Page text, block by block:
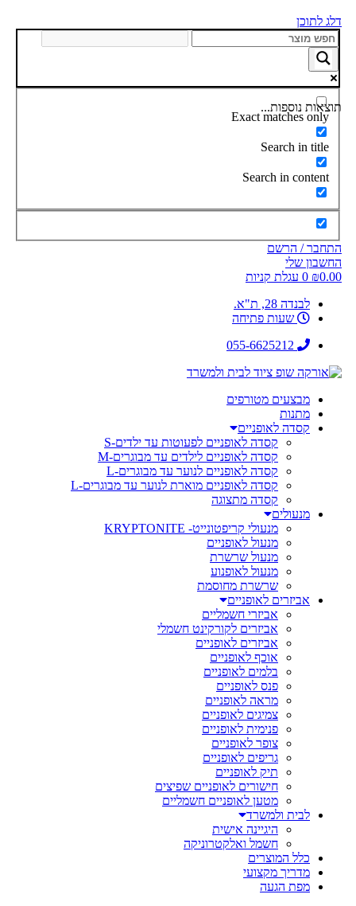
דלג לתוכן
תוצאות נוספות...
Exact matches only
Search in title
Search in content
התחבר / הרשם
החשבון שלי
₪0.00
0 עגלת קניות
לבנדה 28, ת"א.
שעות פתיחה
055-6625212
מבצעים מטורפים
מתנות
קסדה לאופניים
קסדה לאופניים לפעוטות עד ילדים-S
קסדה לאופניים לילדים עד מבוגרים-M
קסדה לאופניים לנוער עד מבוגרים-L
קסדה לאופניים מוארת לנוער עד מבוגרים-L
קסדה מתצוגה
מנעולים
מנעולי קריפטונייט- KRYPTONITE
מנעול לאופניים
מנעול שרשרת
מנעול לאופנוע
שרשרת מחוסמת
אביזרים לאופניים
אביזרי חשמליים
אביזרים לקורקינט חשמלי
אביזרים לאופניים
אוכף לאופניים
בלמים לאופניים
פנס לאופניים
מראה לאופניים
צמיגים לאופניים
פנימית לאופניים
צופר לאופניים
גריפים לאופניים
תיק לאופניים
חישורים לאופניים שפיצים
מטען לאופניים חשמליים
לבית ולמשרד
היגיינה אישית
חשמל ואלקטרוניקה
כלל המוצרים
מדריך מקצועי
מפת הגעה